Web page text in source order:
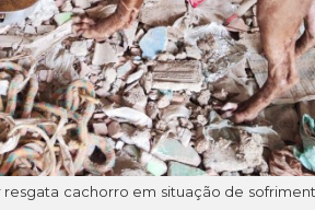
resgata cachorro em situação de